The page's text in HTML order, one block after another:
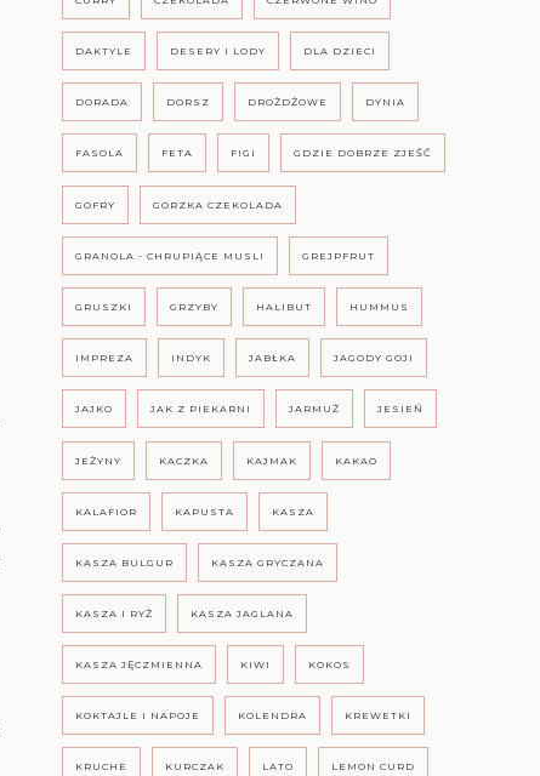
DAKTYLE DESERY I LODY DLA DZIECI
DORADA DORSZ DROŻDŻOWE DYNIA
FASOLA FETA FIGI GDZIE DOBRZE ZJEŚĆ
GOFRY GORZKA CZEKOLADA
GRANOLA - CHRUPIĄCE MUSLI GREJPFRUT
GRUSZKI GRZYBY HALIBUT HUMMUS
IMPREZA INDYK JABŁKA JAGODY GOJI
JAJKO JAK Z PIEKARNI JARMUŻ JESIEŃ
JEŻYNY KACZKA KAJMAK KAKAO
KALAFIOR KAPUSTA KASZA
KASZA BULGUR KASZA GRYCZANA
KASZA I RYŻ KASZA JAGLANA
KASZA JĘCZMIENNA KIWI KOKOS
KOKTAJLE I NAPOJE KOLENDRA KREWETKI
KRUCHE KURCZAK LATO LEMON CURD